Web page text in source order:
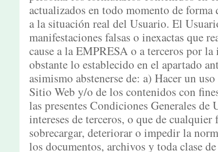
actualizados en todo momento de forma
a la situación real del Usuario. El
manifestaciones falsas o inexactas que
cause a la EMPRESA o a terceros por
obstante lo establecido en el apartado
asimismo abstenerse de: a) Hacer un
Sitio Web y/o de los contenidos con
las presentes Condiciones Generales de
intereses de terceros, o que de
sobrecargar, deteriorar o impedir la
los documentos, archivos y toda clase